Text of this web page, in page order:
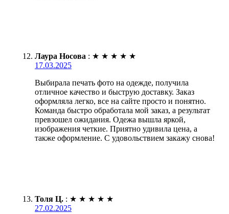
Лаура Носова : ★ ★ ★ ★ ★
17.03.2025
Выбирала печать фото на одежде, получила
отличное качество и быструю доставку. Заказ
оформляла легко, все на сайте просто и понятно.
Команда быстро обработала мой заказ, а результат
превзошел ожидания. Одежа вышла яркой,
изображения четкие. Приятно удивила цена, а
также оформление. С удовольствием закажу снова!
Толя Ц. : ★ ★ ★ ★ ★
27.02.2025